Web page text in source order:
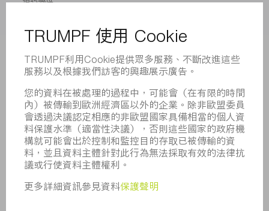
業務報告
合規
舉報系統
新聞稿
雜誌
可持續性
環境和氣候
社會和公共事務
企業管理